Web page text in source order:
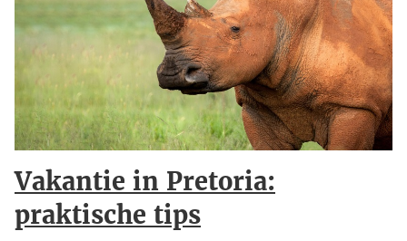
Vakantie in Pretoria:
praktische tips